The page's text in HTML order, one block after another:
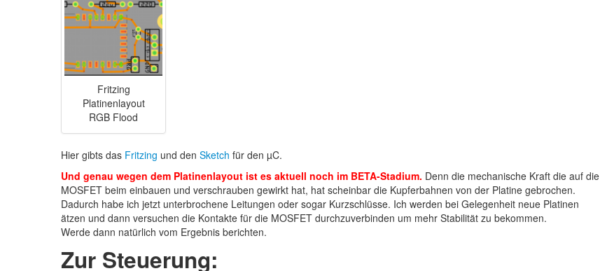
Fritzing
Platinenlayout
RGB Flood
Hier gibts das Fritzing und den Sketch für den µC.
Und genau wegen dem Platinenlayout ist es aktuell noch im BETA-Stadium. Denn die mechanische Kraft die auf die
MOSFET beim einbauen und verschrauben gewirkt hat, hat scheinbar die Kupferbahnen von der Platine gebrochen.
Dadurch habe ich jetzt unterbrochene Leitungen oder sogar Kurzschlüsse. Ich werden bei Gelegenheit neue Platinen
ätzen und dann versuchen die Kontakte für die MOSFET durchzuverbinden um mehr Stabilität zu bekommen.
Werde dann natürlich vom Ergebnis berichten.
Zur Steuerung: